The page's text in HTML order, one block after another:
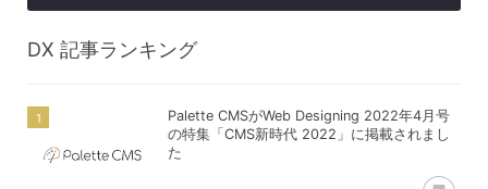
DX 記事ランキング
Palette CMSがWeb Designing 2022年4月号
の特集「CMS新時代 2022」に掲載されまし
た